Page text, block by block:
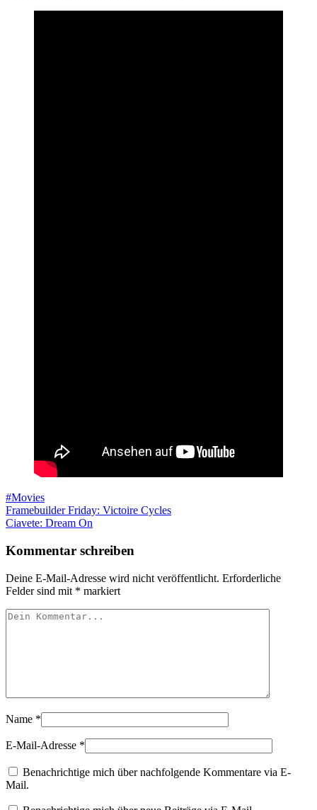
#Movies
Beitragsnavigation
Framebuilder Friday: Victoire Cycles
Ciavete: Dream On
Kommentar schreiben
Deine E-Mail-Adresse wird nicht veröffentlicht. Erforderliche
Felder sind mit * markiert
Name *
E-Mail-Adresse *
Benachrichtige mich über nachfolgende Kommentare via E-
Mail.